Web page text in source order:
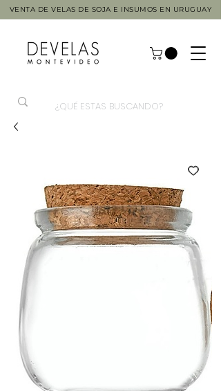
VENTA DE VELAS DE SOJA E INSUMOS EN URUGUAY